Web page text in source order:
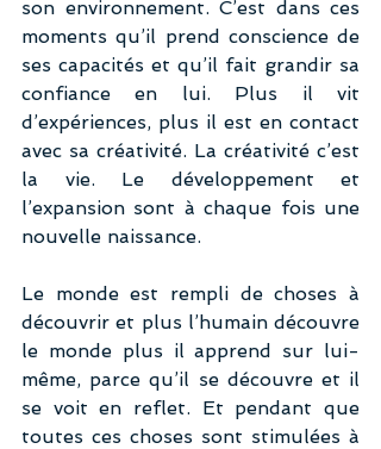
son environnement. C’est dans ces
moments qu’il prend conscience de
ses capacités et qu’il fait grandir sa
confiance en lui. Plus il vit
d’expériences, plus il est en contact
avec sa créativité. La créativité c’est
la vie. Le développement et
l’expansion sont à chaque fois une
nouvelle naissance.
Le monde est rempli de choses à
découvrir et plus l’humain découvre
le monde plus il apprend sur lui-
même, parce qu’il se découvre et il
se voit en reflet. Et pendant que
toutes ces choses sont stimulées à